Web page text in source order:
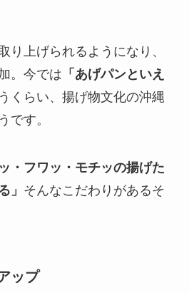
り上げられるようになり、
。今では 「あげパンといえ
くらい、揚げ物文化の沖縄
です。
ッ・フワッ・モチッの揚げた
」 そんなこだわりがあるそ
ップ